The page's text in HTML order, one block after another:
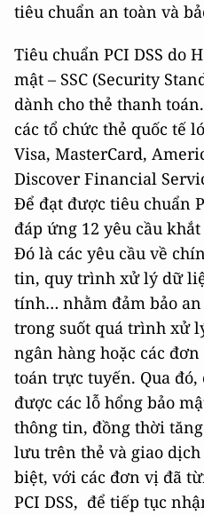
tiêu chuẩn an toàn và
Tiêu chuẩn PCI DSS do
mật – SSC (Security
dành cho thẻ thanh
các tổ chức thẻ quốc tế
Visa, MasterCard,
Discover Financial
Để đạt được tiêu chuẩn
đáp ứng 12 yêu cầu
Đó là các yêu cầu về
tin, quy trình xử lý dữ
tính… nhằm đảm bảo
trong suốt quá trình xử
ngân hàng hoặc các
toán trực tuyến. Qua
được các lỗ hổng bảo
thông tin, đồng thời
lưu trên thẻ và giao
biệt, với các đơn vị đã
PCI DSS, để tiếp tục